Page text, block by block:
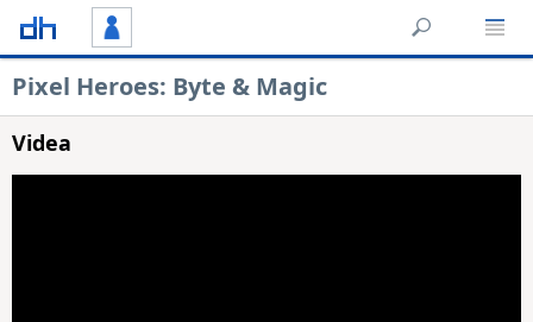
Pixel Heroes: Byte & Magic
Videa